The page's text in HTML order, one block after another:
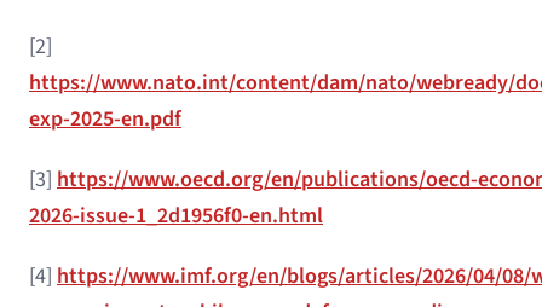
[2]
https://www.nato.int/content/dam/nato/webready/
exp-2025-en.pdf
[3] https://www.oecd.org/en/publications/oecd-
2026-issue-1_2d1956f0-en.html
[4] https://www.imf.org/en/blogs/articles/2026/04/08/